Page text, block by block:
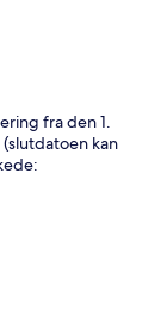
fra den 1.
kan